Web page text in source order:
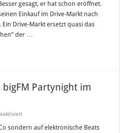
DRIVE-
MARKT
in
Baden
gesagt, er hat schon eröffnet.
Einkauf im Drive-Markt nach
Drive-Markt ersetzt quasi das
der …
bigFM Partynight im
für
Tronic
sondern auf elektronische Beats